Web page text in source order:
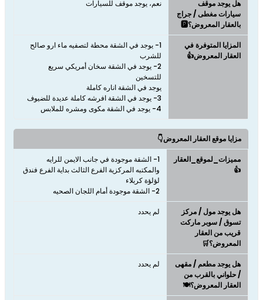
هل يوجد موقف
سيارات مغطى / جراج
بالعقار المعروض؟🅿️
نعم، يوجد موقف للسيارات
المزايا المتوفرة في
العقار المعروض👍
1- يوجد في الشقة محطة لتصفيه ماء ارو صالح
2- يوجد في الشقة سخان أمريكي سريع
4- يوجد في الشقة مكوى ومشره للملابس
مزايا موقع العقار المعروض👇
مميزات_لموقع_العقار
👍
1- الشقة موجودة في جانب الايمن للرايه
والمكتبه المركزية الفرع الثالث بداية الفرع فندق
2- الشقة موجودة أمام اللجان الصحيه
هل يوجد مول / مركز
تسوق / سوبر ماركت
قريب من العقار
المعروض؟🛒
لم يحدد
هل يوجد مطعم / مقهى
/ حلواني بالقرب من
العقار المعروض؟🍽️
لم يحدد